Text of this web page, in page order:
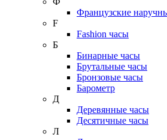
Французские
F
Fashion часы
Б
Бинарные часы
Брутальные часы
Бронзовые часы
Барометр
Д
Деревянные часы
Десятичные часы
Л